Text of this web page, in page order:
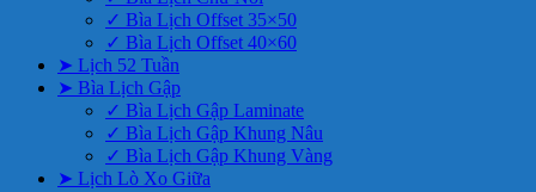
✓ Bìa Lịch Offset 35×50
✓ Bìa Lịch Offset 40×60
➤ Lịch 52 Tuần
➤ Bìa Lịch Gập
✓ Bìa Lịch Gập Laminate
✓ Bìa Lịch Gập Khung Nâu
✓ Bìa Lịch Gập Khung Vàng
➤ Lịch Lò Xo Giữa